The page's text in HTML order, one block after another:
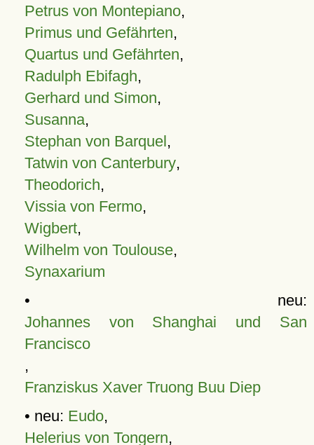
Petrus von Montepiano,
Primus und Gefährten,
Quartus und Gefährten,
Radulph Ebifagh,
Gerhard und Simon,
Susanna,
Stephan von Barquel,
Tatwin von Canterbury,
Theodorich,
Vissia von Fermo,
Wigbert,
Wilhelm von Toulouse,
Synaxarium
• neu:
Johannes von Shanghai und San
Francisco
,
Franziskus Xaver Truong Buu Diep
• neu: Eudo,
Helerius von Tongern,